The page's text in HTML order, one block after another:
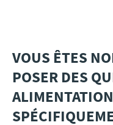
Product Tests
TraKKs Team
Partners
VOUS ÊTES
POSER DES